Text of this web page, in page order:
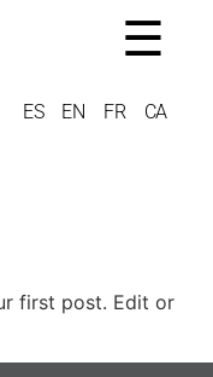
☰
ES EN FR CA
first post. Edit or